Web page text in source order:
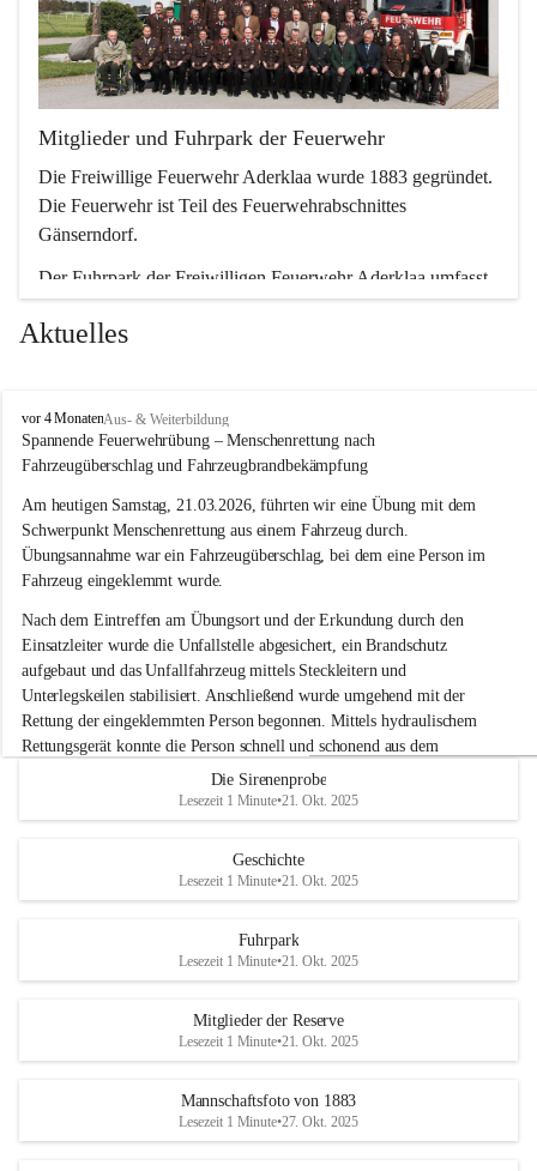
Mitglieder und Fuhrpark der Feuerwehr
Die Freiwillige Feuerwehr Aderklaa wurde 1883 gegründet.
Die Feuerwehr ist Teil des Feuerwehrabschnittes
Gänserndorf.
Der Fuhrpark der Freiwilligen Feuerwehr Aderklaa umfasst
ein RLFA-2000 der Marke Mercedes Artego und ein MTFA
der Marke Mercedes Sprinter. Weiters haben wir noch einen
Aktuelles
F
r
e
w
i
l
l
i
g
e
F
e
u
e
r
w
e
a
vor 4 MonatenAus- & Weiterbildung
Spannende Feuerwehrübung – Menschenrettung nach
Fahrzeugüberschlag und Fahrzeugbrandbekämpfung
Am heutigen Samstag, 21.03.2026, führten wir eine Übung mit dem
Schwerpunkt Menschenrettung aus einem Fahrzeug durch.
Übungsannahme war ein Fahrzeugüberschlag, bei dem eine Person im
Fahrzeug eingeklemmt wurde.
Nach dem Eintreffen am Übungsort und der Erkundung durch den
Einsatzleiter wurde die Unfallstelle abgesichert, ein Brandschutz
aufgebaut und das Unfallfahrzeug mittels Steckleitern und
Unterlegskeilen stabilisiert. Anschließend wurde umgehend mit der
Rettung der eingeklemmten Person begonnen. Mittels hydraulischem
Rettungsgerät konnte die Person schnell und schonend aus dem
Im Anschluss an die technische Übung wurde noch die Bekämpfung
der richtige Umgang mit Handfeuerlöschern besprochen und praktisch
+4
Die Sirenenprobe
Lesezeit 1 Minute•21. Okt. 2025
Geschichte
Lesezeit 1 Minute•21. Okt. 2025
Fuhrpark
Lesezeit 1 Minute•21. Okt. 2025
Mitglieder der Reserve
Lesezeit 1 Minute•21. Okt. 2025
Mannschaftsfoto von 1883
Lesezeit 1 Minute•27. Okt. 2025